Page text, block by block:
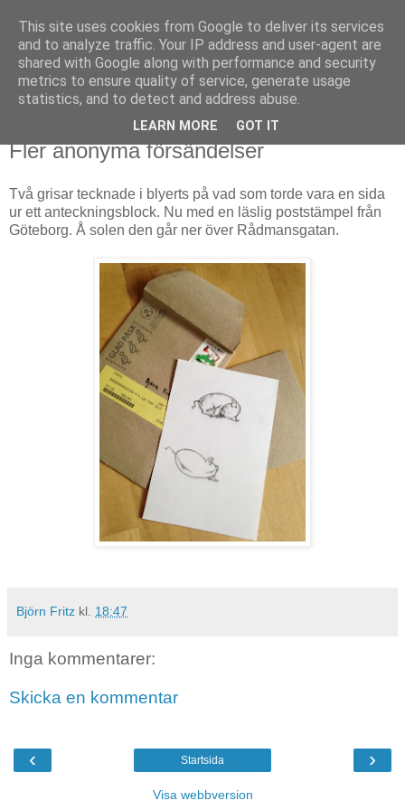
Björn Fritz
vad än som faller mig in
onsdag, april 03, 2013
Fler anonyma försändelser
Två grisar tecknade i blyerts på vad som torde vara en sida
ur ett anteckningsblock. Nu med en läslig poststämpel från
Göteborg. Å solen den går ner över Rådmansgatan.
Björn Fritz kl. 18:47
Inga kommentarer:
Skicka en kommentar
‹ ›
Startsida
Visa webbversion
This site uses cookies from Google to deliver its services
and to analyze traffic. Your IP address and user-agent are
shared with Google along with performance and security
metrics to ensure quality of service, generate usage
statistics, and to detect and address abuse.
LEARN MORE GOT IT